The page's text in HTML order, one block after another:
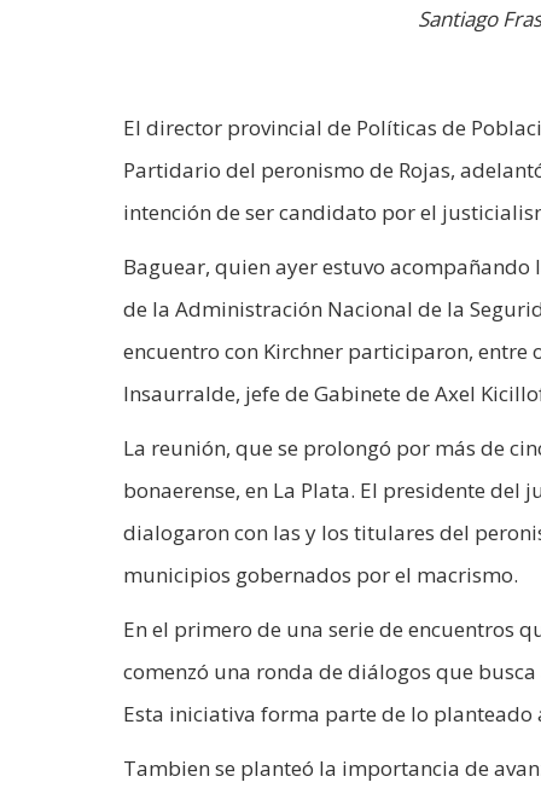
Santiago
El director provincial de Políticas de
Partidario del peronismo de Rojas,
intención de ser candidato por el
Baguear, quien ayer estuvo
de la Administración Nacional de la
encuentro con Kirchner participaron, entre
Insaurralde, jefe de Gabinete de Axel
La reunión, que se prolongó por más de
bonaerense, en La Plata. El presidente
dialogaron con las y los titulares del
municipios gobernados por el macrismo.
En el primero de una serie de encuentros
comenzó una ronda de diálogos que
Esta iniciativa forma parte de lo
Tambien se planteó la importancia de